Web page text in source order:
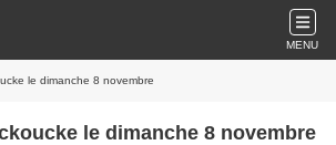
MENU
le dimanche 8 novembre
le dimanche 8 novembre